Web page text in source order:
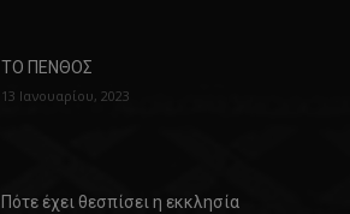
ΤΟ ΠΕΝΘΟΣ
13 Ιανουαρίου, 2023
Πότε έχει θεσπίσει η εκκλησία